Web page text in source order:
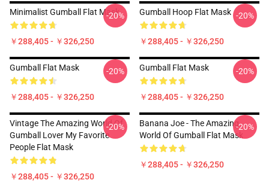
Minimalist Gumball Flat Mask
￥288,405 - ￥326,250
-20% Gumball Hoop Flat Mask
￥288,405 - ￥326,250
-20%
Gumball Flat Mask
￥288,405 - ￥326,250
-20% Gumball Flat Mask
￥288,405 - ￥326,250
-20%
Vintage The Amazing World Of
Gumball Lover My Favorite
People Flat Mask
￥288,405 - ￥326,250
-20%
Banana Joe - The Amazing
World Of Gumball Flat Mask
￥288,405 - ￥326,250
-20%